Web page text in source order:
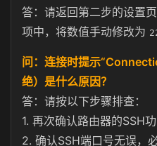
答：请返回第二步的设置
项中，将数值手动修改为
问：连接时提示
绝）是什么原因？
答：请按以下步骤排查：
1. 再次确认路由器的SSH
2. 确认SSH端口号无误，